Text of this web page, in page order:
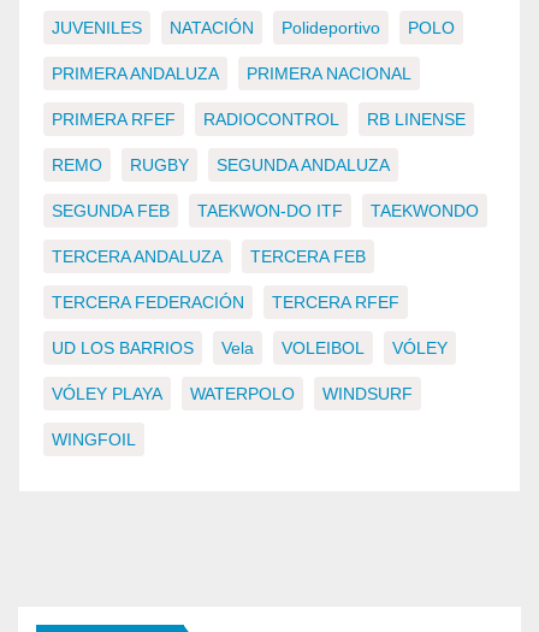
JUVENILES NATACIÓN Polideportivo POLO
PRIMERA ANDALUZA PRIMERA NACIONAL
PRIMERA RFEF RADIOCONTROL RB LINENSE
REMO RUGBY SEGUNDA ANDALUZA
SEGUNDA FEB TAEKWON-DO ITF TAEKWONDO
TERCERA ANDALUZA TERCERA FEB
TERCERA FEDERACIÓN TERCERA RFEF
UD LOS BARRIOS Vela VOLEIBOL VÓLEY
VÓLEY PLAYA WATERPOLO WINDSURF
WINGFOIL